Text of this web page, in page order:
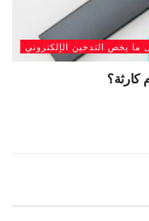
ما يخص التدخين الإلكتروني
كارثة؟